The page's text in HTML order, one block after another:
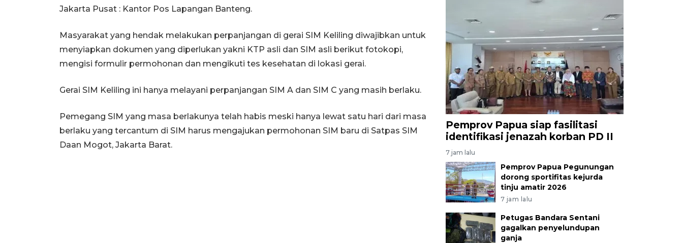
Jakarta Pusat : Kantor Pos Lapangan Banteng.
Masyarakat yang hendak melakukan perpanjangan di gerai SIM Keliling diwajibkan untuk
menyiapkan dokumen yang diperlukan yakni KTP asli dan SIM asli berikut fotokopi,
mengisi formulir permohonan dan mengikuti tes kesehatan di lokasi gerai.
Gerai SIM Keliling ini hanya melayani perpanjangan SIM A dan SIM C yang masih berlaku.
Pemegang SIM yang masa berlakunya telah habis meski hanya lewat satu hari dari masa
berlaku yang tercantum di SIM harus mengajukan permohonan SIM baru di Satpas SIM
Daan Mogot, Jakarta Barat.
Pemprov Papua siap fasilitasi
identifikasi jenazah korban PD II
7 jam lalu
Pemprov Papua Pegunungan
dorong sportifitas kejurda
tinju amatir 2026
7 jam lalu
Petugas Bandara Sentani
gagalkan penyelundupan
ganja